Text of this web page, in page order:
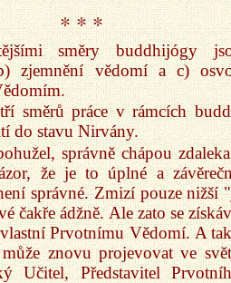
* * *
směry buddhijógy
zjemnění vědomí a c)
směrů práce v rámcích
do stavu Nirvány.
správně chápou
že je to úplné a
správné. Zmizí pouze nižší
čakře ádžně. Ale zato se
Prvotnímu Vědomí. A
znovu projevovat ve
Představitel